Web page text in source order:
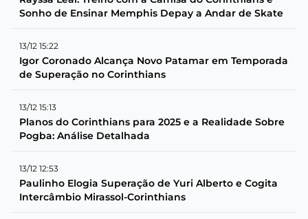
Sonho de Ensinar Memphis Depay a Andar de Skate
13/12 15:22
Igor Coronado Alcança Novo Patamar em Temporada
de Superação no Corinthians
13/12 15:13
Planos do Corinthians para 2025 e a Realidade Sobre
Pogba: Análise Detalhada
13/12 12:53
Paulinho Elogia Superação de Yuri Alberto e Cogita
Intercâmbio Mirassol-Corinthians